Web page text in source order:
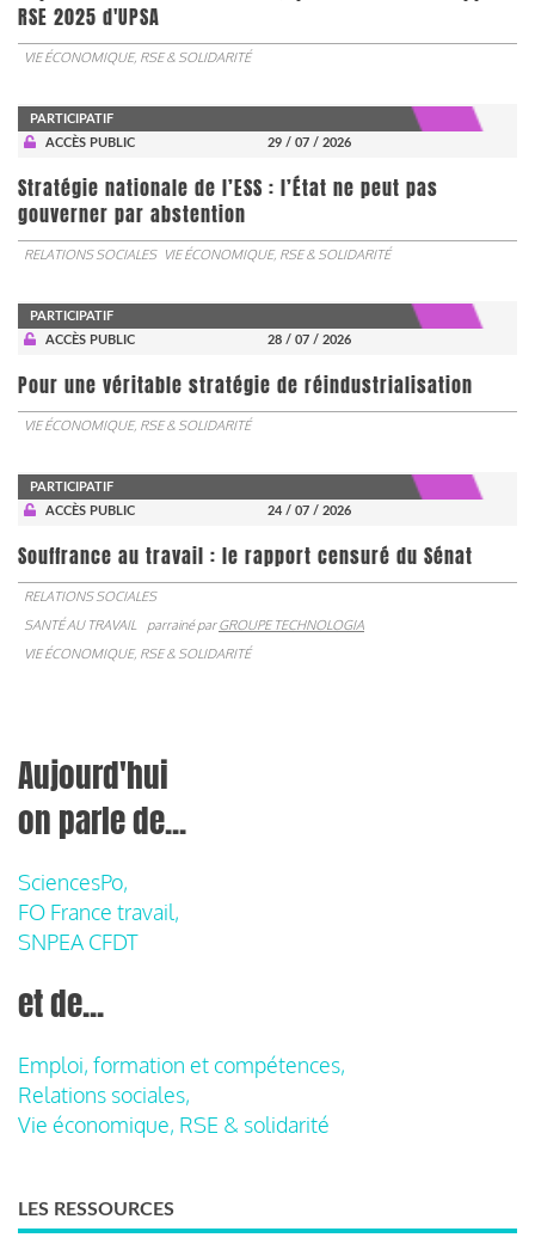
RSE 2025 d'UPSA
VIE ÉCONOMIQUE, RSE & SOLIDARITÉ
PARTICIPATIF
ACCÈS PUBLIC
29 / 07 / 2026
Stratégie nationale de l’ESS : l’État ne peut pas
gouverner par abstention
RELATIONS SOCIALES VIE ÉCONOMIQUE, RSE & SOLIDARITÉ
PARTICIPATIF
ACCÈS PUBLIC
28 / 07 / 2026
Pour une véritable stratégie de réindustrialisation
VIE ÉCONOMIQUE, RSE & SOLIDARITÉ
PARTICIPATIF
ACCÈS PUBLIC
24 / 07 / 2026
Souffrance au travail : le rapport censuré du Sénat
RELATIONS SOCIALES
SANTÉ AU TRAVAIL
parrainé parGROUPE TECHNOLOGIA
VIE ÉCONOMIQUE, RSE & SOLIDARITÉ
Aujourd'hui
on parle de...
SciencesPo,
FO France travail,
SNPEA CFDT
et de...
Emploi, formation et compétences,
Relations sociales,
Vie économique, RSE & solidarité
LES RESSOURCES